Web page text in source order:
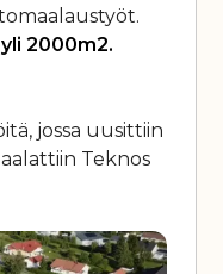
2000m2.
jossa uusittiin
Teknos